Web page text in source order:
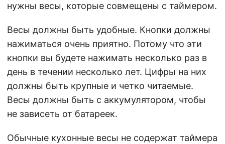
нужны весы, которые совмещены с таймером.
Весы должны быть удобные. Кнопки должны
нажиматься очень приятно. Потому что эти
кнопки вы будете нажимать несколько раз в
день в течении несколько лет. Цифры на них
должны быть крупные и четко читаемые.
Весы должны быть с аккумулятором, чтобы
не зависеть от батареек.
Обычные кухонные весы не содержат таймера